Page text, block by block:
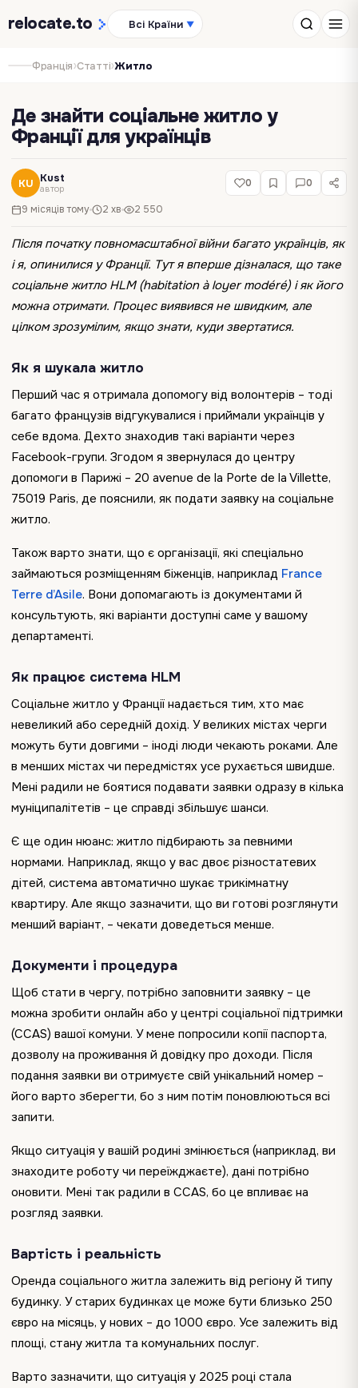
relocate.to Всі Країни ▼
Франція›Статті›Житло
Де знайти соціальне житло у
Франції для українців
KU Kust
автор
9 місяців тому 2 хв 2 550
0 0
Після початку повномасштабної війни багато українців, як
і я, опинилися у Франції. Тут я вперше дізналася, що таке
соціальне житло HLM (habitation à loyer modéré) і як його
можна отримати. Процес виявився не швидким, але
цілком зрозумілим, якщо знати, куди звертатися.
Як я шукала житло
Перший час я отримала допомогу від волонтерів – тоді
багато французів відгукувалися і приймали українців у
себе вдома. Дехто знаходив такі варіанти через
Facebook-групи. Згодом я звернулася до центру
допомоги в Парижі – 20 avenue de la Porte de la Villette,
75019 Paris, де пояснили, як подати заявку на соціальне
житло.
Також варто знати, що є організації, які спеціально
займаються розміщенням біженців, наприклад France
Terre d’Asile. Вони допомагають із документами й
консультують, які варіанти доступні саме у вашому
департаменті.
Як працює система HLM
Соціальне житло у Франції надається тим, хто має
невеликий або середній дохід. У великих містах черги
можуть бути довгими – іноді люди чекають роками. Але
в менших містах чи передмістях усе рухається швидше.
Мені радили не боятися подавати заявки одразу в кілька
муніципалітетів – це справді збільшує шанси.
Є ще один нюанс: житло підбирають за певними
нормами. Наприклад, якщо у вас двоє різностатевих
дітей, система автоматично шукає трикімнатну
квартиру. Але якщо зазначити, що ви готові розглянути
менший варіант, – чекати доведеться менше.
Документи і процедура
Щоб стати в чергу, потрібно заповнити заявку – це
можна зробити онлайн або у центрі соціальної підтримки
(CCAS) вашої комуни. У мене попросили копії паспорта,
дозволу на проживання й довідку про доходи. Після
подання заявки ви отримуєте свій унікальний номер –
його варто зберегти, бо з ним потім поновлюються всі
запити.
Якщо ситуація у вашій родині змінюється (наприклад, ви
знаходите роботу чи переїжджаєте), дані потрібно
оновити. Мені так радили в CCAS, бо це впливає на
розгляд заявки.
Вартість і реальність
Оренда соціального житла залежить від регіону й типу
будинку. У старих будинках це може бути близько 250
євро на місяць, у нових – до 1000 євро. Усе залежить від
площі, стану житла та комунальних послуг.
Варто зазначити, що ситуація у 2025 році стала